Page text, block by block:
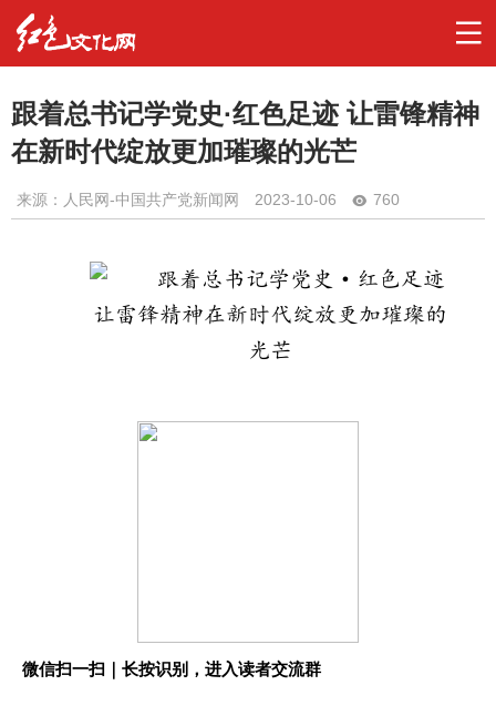
跟着总书记学党史·红色足迹 让雷锋精神
在新时代绽放更加璀璨的光芒
来源：人民网-中国共产党新闻网 2023-10-06 760
微信扫一扫｜长按识别，进入读者交流群